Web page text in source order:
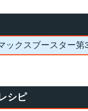
ックスブースター第
シピ